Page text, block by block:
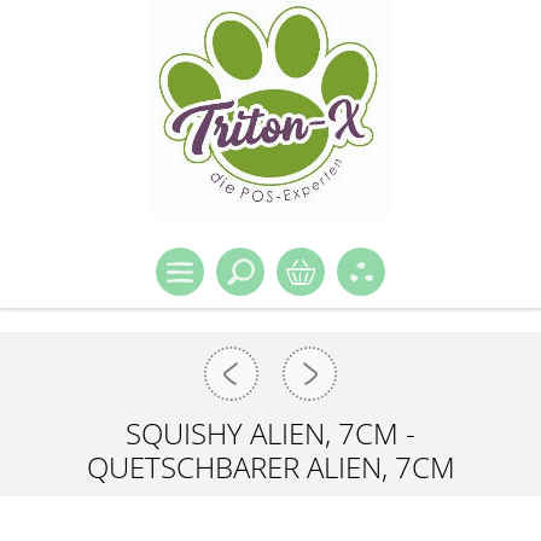
SQUISHY ALIEN, 7CM -
QUETSCHBARER ALIEN, 7CM